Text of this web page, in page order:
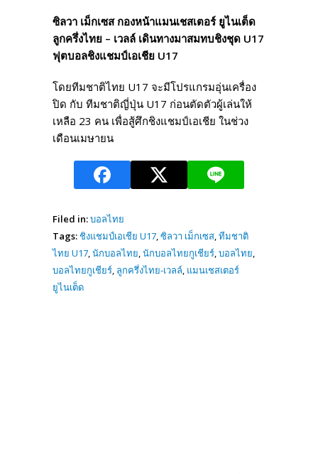
ซิลวา เม็กเซส กองหน้าแมนเชสเตอร์ ยูไนเต็ด
ลูกครึ่งไทย – เวลล์ เดินทางมาสมทบชิงชุด U17
ฟุตบอลชิงแชมป์เอเชีย U17
โดยทีมชาติไทย U17 จะมีโปรแกรมอุ่นเครื่อง
ปิด กับ ทีมชาติญี่ปุ่น U17 ก่อนตัดตัวผู้เล่นให้
เหลือ 23 คน เพื่อสู้ศึกชิงแชมป์เอเชีย ในช่วง
เดือนเมษายน
Filed in:บอลไทย
Tags:ชิงแชมป์เอเชีย U17,ซิลวา เม็กเซส,ทีมชาติ
ไทย U17,นักบอลไทย,นักบอลไทยกูเชียร์,บอลไทย,
บอลไทยกูเชียร์, ลูกครึ่งไทย-เวลล์, แมนเชสเตอร์
ยูไนเต็ด